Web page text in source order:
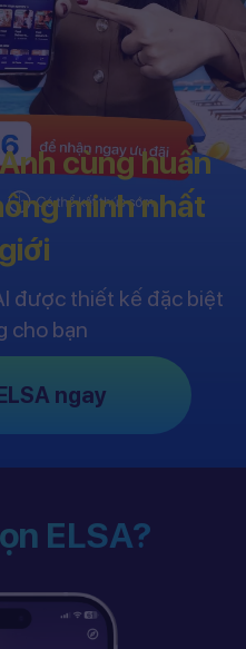
cùng huấn
minh nhất
được thiết kế đặc biệt
cho bạn
ngay
ELSA?